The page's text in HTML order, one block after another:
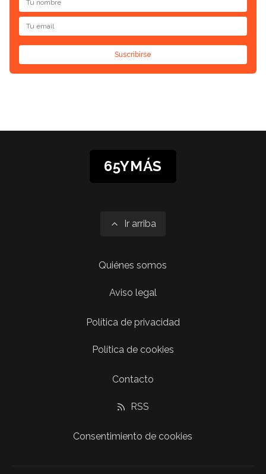
Suscribirse
65YMÁS
Ir arriba
Quiénes somos
Aviso legal
Política de privacidad
Política de cookies
Contacto
RSS
Consentimiento de cookies